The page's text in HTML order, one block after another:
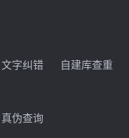
文字纠错 自建库查重
真伪查询